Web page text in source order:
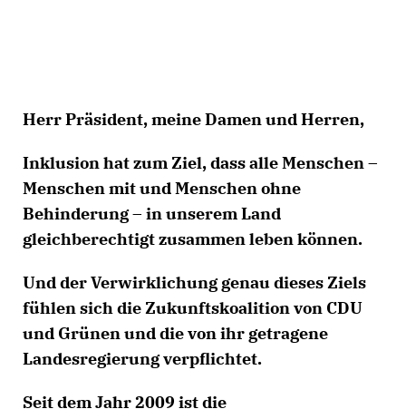
Herr Präsident, meine Damen und Herren,
Inklusion hat zum Ziel, dass alle Menschen –
Menschen mit und Menschen ohne
Behinderung – in unserem Land
gleichberechtigt zusammen leben können.
Und der Verwirklichung genau dieses Ziels
fühlen sich die Zukunftskoalition von CDU
und Grünen und die von ihr getragene
Landesregierung verpflichtet.
Seit dem Jahr 2009 ist die